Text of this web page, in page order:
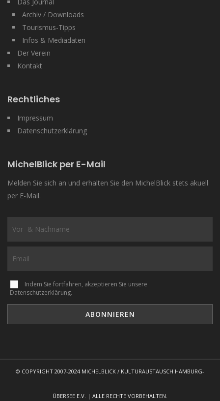
Archiv / Downloads
Tourismus-Tipps
Infos & Mediadaten
Der Verein
Kontakt
Rechtliches
Impressum
Datenschutzerklärung
MichelBlick per E-Mail
Melden Sie sich an und erhalten Sie den MichelBlick stets akuell
per E-Mail.
Indem Sie fortfahren, akzeptieren Sie unsere
Datenschutzerklärung.
© COPYRIGHT 2007-2024 MICHELBLICK / KULTURAUSTAUSCH HAMBURG-
ÜBERSEE E.V. | ALLE RECHTE VORBEHALTEN.